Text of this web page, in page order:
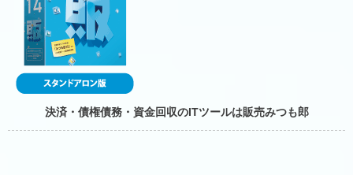
決済・債権債務・資金回収のITツールは販売みつも郎